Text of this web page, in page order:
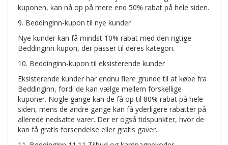
kuponen, kan nå op på mere end 50% rabat på hele siden.
9. Beddinginn-kupon til nye kunder
Nye kunder kan få mindst 10% rabat med den rigtige
Beddinginn-kupon, der passer til deres kategori.
10. Beddinginn-kupon til eksisterende kunder
Eksisterende kunder har endnu flere grunde til at købe fra
Beddinginn, fordi de kan vælge mellem forskellige
kuponer. Nogle gange kan de få op til 80% rabat på hele
siden, mens de andre gange kan få yderligere rabatter på
allerede nedsatte varer. Der er også tidspunkter, hvor de
kan få gratis forsendelse eller gratis gaver.